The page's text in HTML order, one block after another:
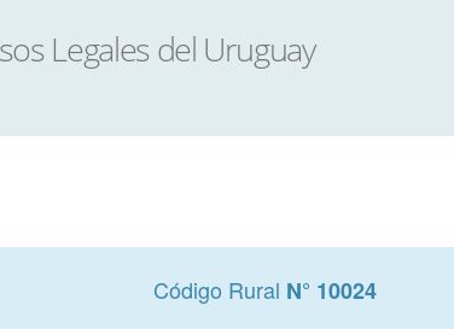
Código Rural N° 10024